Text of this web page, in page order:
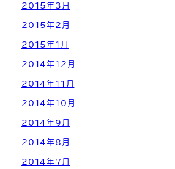
2015年3月
2015年2月
2015年1月
2014年12月
2014年11月
2014年10月
2014年9月
2014年8月
2014年7月